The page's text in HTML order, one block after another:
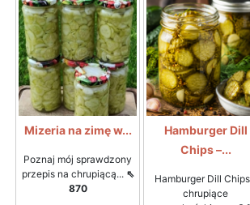
Mizeria na zimę w...
Poznaj mój sprawdzony
przepis na chrupiącą... ⇖
870
Hamburger Dill
Chips –...
Hamburger Dill
chrupiące